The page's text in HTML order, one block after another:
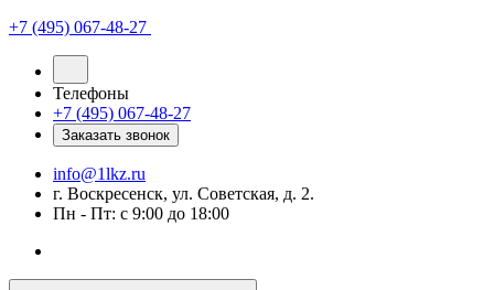
+7 (495) 067-48-27
Телефоны
+7 (495) 067-48-27
Заказать звонок
info@1lkz.ru
г. Воскресенск, ул. Советская, д. 2.
Пн - Пт: с 9:00 до 18:00